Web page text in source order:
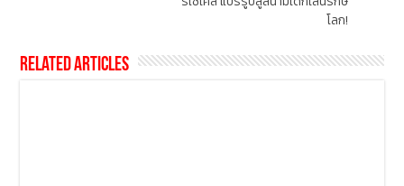
โลก!
Related Articles